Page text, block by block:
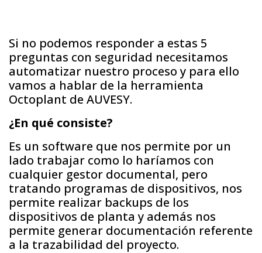
Si no podemos responder a estas 5
preguntas con seguridad necesitamos
automatizar nuestro proceso y para ello
vamos a hablar de la herramienta
Octoplant de AUVESY.
¿En qué consiste?
Es un software que nos permite por un
lado trabajar como lo haríamos con
cualquier gestor documental, pero
tratando programas de dispositivos, nos
permite realizar backups de los
dispositivos de planta y además nos
permite generar documentación referente
a la trazabilidad del proyecto.